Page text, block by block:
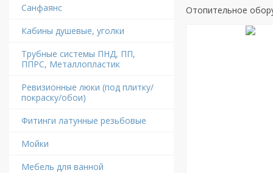
Санфаянс
Кабины душевые, уголки
Трубные системы ПНД, ПП,
ППРС, Металлопластик
Ревизионные люки (под плитку/
покраску/обои)
Фитинги латунные резьбовые
Мойки
Мебель для ванной
Отопительное